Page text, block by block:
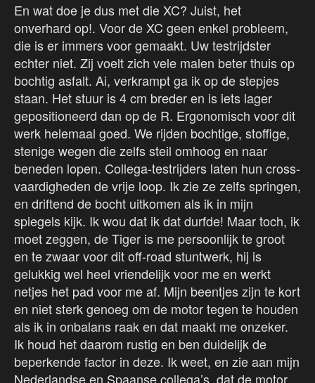
En wat doe je dus met die XC? Juist, het
onverhard op!. Voor de XC geen enkel probleem,
die is er immers voor gemaakt. Uw testrijdster
echter niet. Zij voelt zich vele malen beter thuis op
bochtig asfalt. Ai, verkrampt ga ik op de stepjes
staan. Het stuur is 4 cm breder en is iets lager
gepositioneerd dan op de R. Ergonomisch voor dit
werk helemaal goed. We rijden bochtige, stoffige,
stenige wegen die zelfs steil omhoog en naar
beneden lopen. Collega-testrijders laten hun cross-
vaardigheden de vrije loop. Ik zie ze zelfs springen,
en driftend de bocht uitkomen als ik in mijn
spiegels kijk. Ik wou dat ik dat durfde! Maar toch, ik
moet zeggen, de Tiger is me persoonlijk te groot
en te zwaar voor dit off-road stuntwerk, hij is
gelukkig wel heel vriendelijk voor me en werkt
netjes het pad voor me af. Mijn beentjes zijn te kort
en niet sterk genoeg om de motor tegen te houden
als ik in onbalans raak en dat maakt me onzeker.
Ik houd het daarom rustig en ben duidelijk de
beperkende factor in deze. Ik weet, en zie aan mijn
Nederlandse en Spaanse collega’s, dat de motor